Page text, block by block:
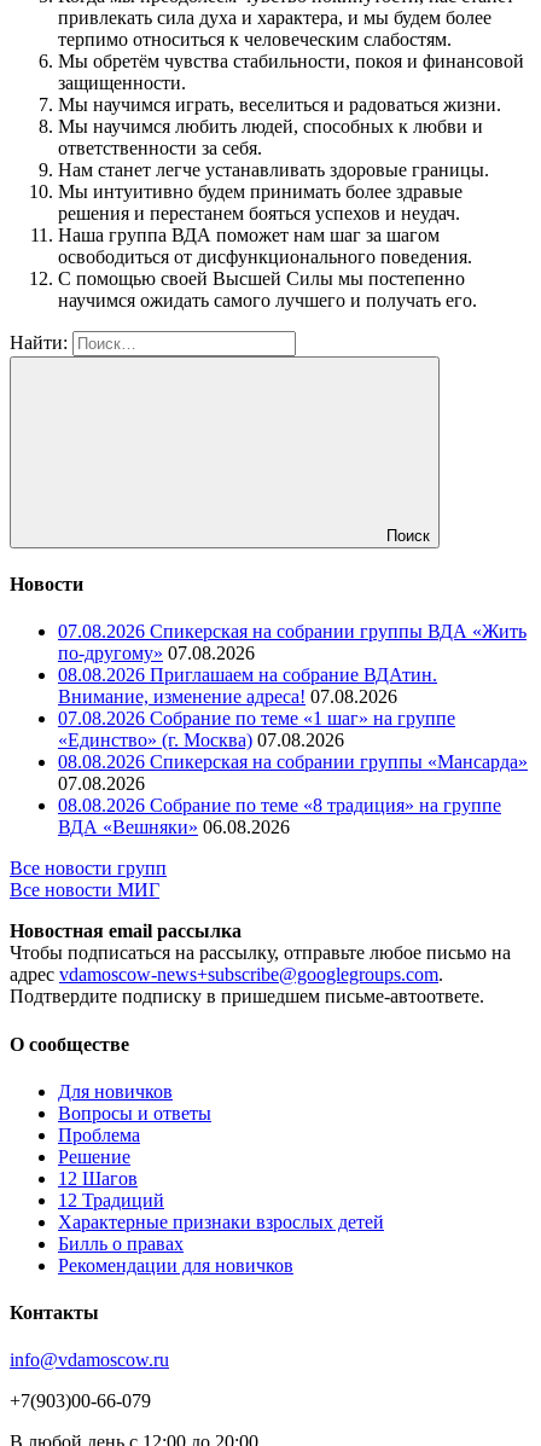
привлекать сила духа и характера, и мы будем более
терпимо относиться к человеческим слабостям.
Мы обретём чувства стабильности, покоя и финансовой
защищенности.
Мы научимся играть, веселиться и радоваться жизни.
Мы научимся любить людей, способных к любви и
ответственности за себя.
Нам станет легче устанавливать здоровые границы.
Мы интуитивно будем принимать более здравые
решения и перестанем бояться успехов и неудач.
Наша группа ВДА поможет нам шаг за шагом
освободиться от дисфункционального поведения.
С помощью своей Высшей Силы мы постепенно
научимся ожидать самого лучшего и получать его.
Найти:
Поиск
Новости
07.08.2026 Спикерская на собрании группы ВДА «Жить
по-другому» 07.08.2026
08.08.2026 Приглашаем на собрание ВДАтин.
Внимание, изменение адреса! 07.08.2026
07.08.2026 Собрание по теме «1 шаг» на группе
«Единство» (г. Москва) 07.08.2026
08.08.2026 Спикерская на собрании группы «Мансарда»
07.08.2026
08.08.2026 Собрание по теме «8 традиция» на группе
ВДА «Вешняки» 06.08.2026
Все новости групп
Все новости МИГ
Новостная email рассылка
Чтобы подписаться на рассылку, отправьте любое письмо на
адрес vdamoscow-news+subscribe@googlegroups.com.
Подтвердите подписку в пришедшем письме-автоответе.
О сообществе
Для новичков
Вопросы и ответы
Проблема
Решение
12 Шагов
12 Традиций
Xарактерные признаки взрослых детей
Билль о правах
Рекомендации для новичков
Контакты
info@vdamoscow.ru
+7(903)00-66-079